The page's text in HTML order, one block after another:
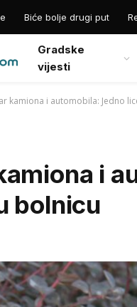
Biće bolje drugi put
Gradske
vijesti
kamiona i automobila: Jedno
i
bolnicu